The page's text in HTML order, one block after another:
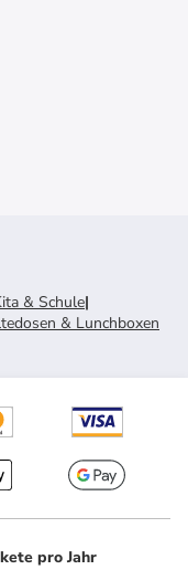
& Schule|
& Lunchboxen
pro Jahr